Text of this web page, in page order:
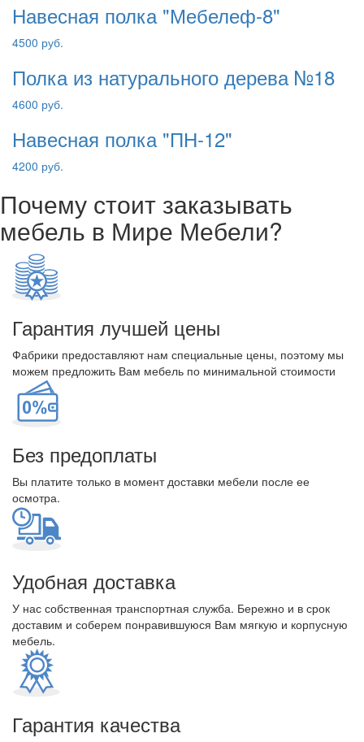
Навесная полка "Мебелеф-8"
4500 руб.
Полка из натурального дерева №18
4600 руб.
Навесная полка "ПН-12"
4200 руб.
Почему стоит заказывать
мебель в Мире Мебели?
Гарантия лучшей цены
Фабрики предоставляют нам специальные цены, поэтому мы
можем предложить Вам мебель по минимальной стоимости
Без предоплаты
Вы платите только в момент доставки мебели после ее
осмотра.
Удобная доставка
У нас собственная транспортная служба. Бережно и в срок
доставим и соберем понравившуюся Вам мягкую и корпусную
мебель.
Гарантия качества